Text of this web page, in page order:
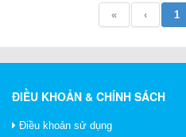
«
‹ 1
ĐIỀU KHOẢN & CHÍNH SÁCH
Điều khoản sử dụng